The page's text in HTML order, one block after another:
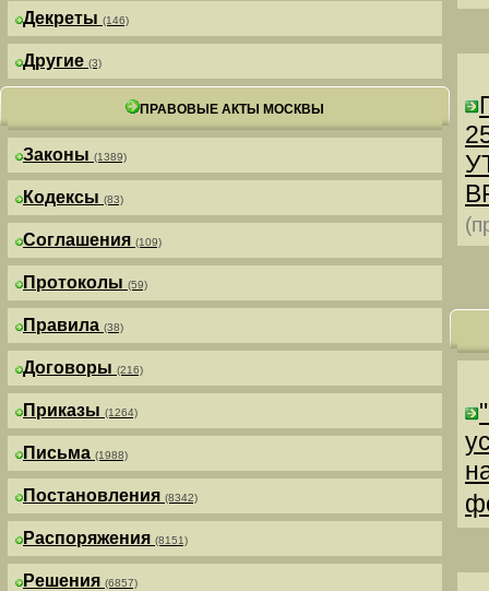
Декреты (146)
Другие (3)
ПРАВОВЫЕ АКТЫ МОСКВЫ
Законы (1389)
Кодексы (83)
Соглашения (109)
Протоколы (59)
Правила (38)
Договоры (216)
Приказы (1264)
Письма (1988)
Постановления (8342)
Распоряжения (8151)
Решения (6857)